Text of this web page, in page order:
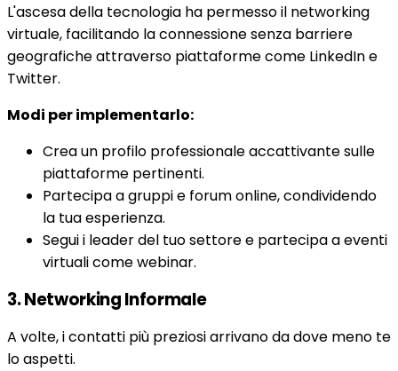
L'ascesa della tecnologia ha permesso il networking
virtuale, facilitando la connessione senza barriere
geografiche attraverso piattaforme come LinkedIn e
Twitter.
Modi per implementarlo:
Crea un profilo professionale accattivante sulle
piattaforme pertinenti.
Partecipa a gruppi e forum online, condividendo
la tua esperienza.
Segui i leader del tuo settore e partecipa a eventi
virtuali come webinar.
3. Networking Informale
A volte, i contatti più preziosi arrivano da dove meno te
lo aspetti.